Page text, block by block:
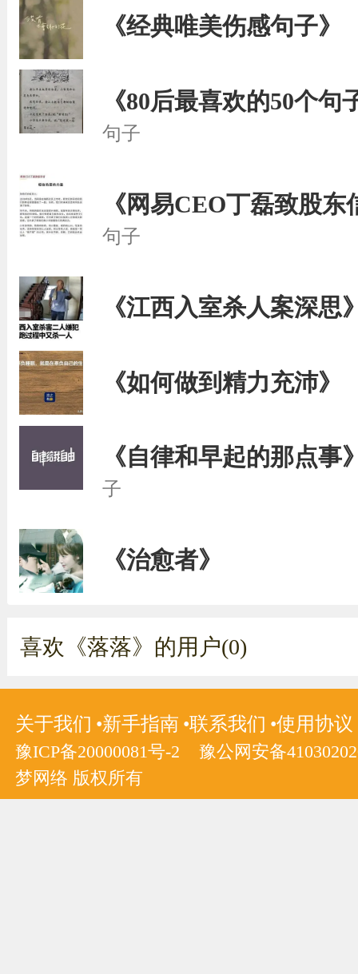
《经典唯美伤感句子》
《80后最喜欢的50个句
句子
《网易CEO丁磊致股东
句子
《江西入室杀人案深思
《如何做到精力充沛》
《自律和早起的那点事
子
《治愈者》
喜欢《落落》的用户(0)
关于我们 新手指南 联系我们 使用协议
豫ICP备20000081号-2
豫公网安备
梦网络 版权所有